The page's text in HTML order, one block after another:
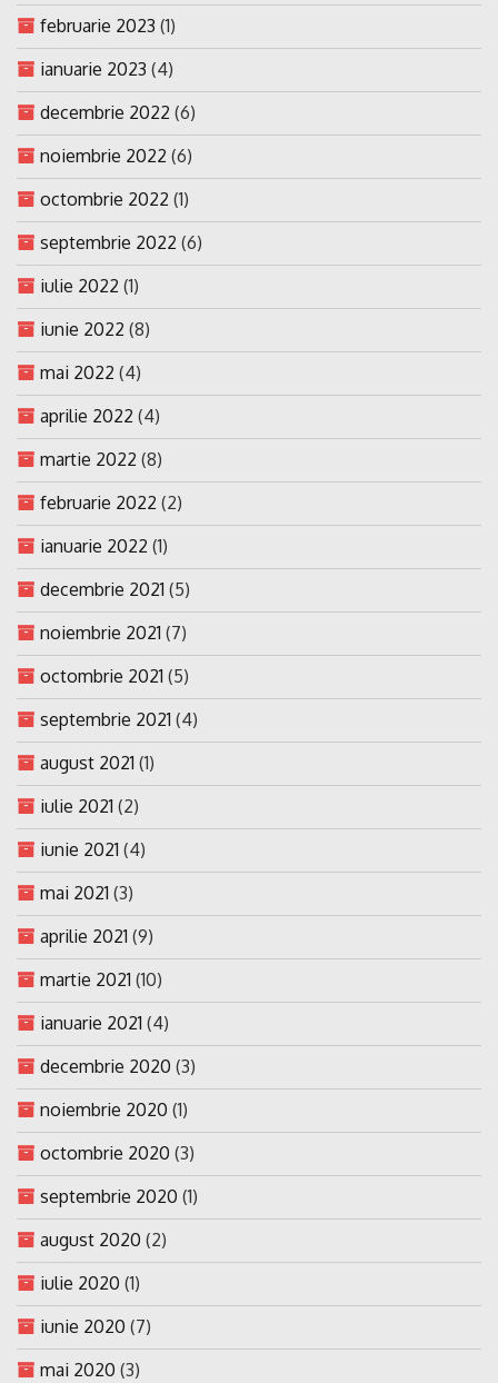
februarie 2023 (1)
ianuarie 2023 (4)
decembrie 2022 (6)
noiembrie 2022 (6)
octombrie 2022 (1)
septembrie 2022 (6)
iulie 2022 (1)
iunie 2022 (8)
mai 2022 (4)
aprilie 2022 (4)
martie 2022 (8)
februarie 2022 (2)
ianuarie 2022 (1)
decembrie 2021 (5)
noiembrie 2021 (7)
octombrie 2021 (5)
septembrie 2021 (4)
august 2021 (1)
iulie 2021 (2)
iunie 2021 (4)
mai 2021 (3)
aprilie 2021 (9)
martie 2021 (10)
ianuarie 2021 (4)
decembrie 2020 (3)
noiembrie 2020 (1)
octombrie 2020 (3)
septembrie 2020 (1)
august 2020 (2)
iulie 2020 (1)
iunie 2020 (7)
mai 2020 (3)